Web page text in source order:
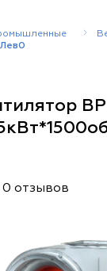
0 отзывов